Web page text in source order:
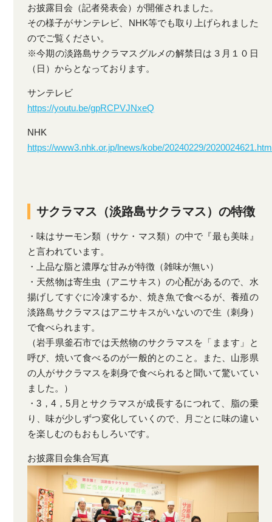
お披露目会（記者発表会）が開催されました。
その様子がサンテレビ、NHK等でも取り上げられました
のでご覧ください。
※今期の淡路島サクラマスグルメの解禁日は３月１０日
（日）からとなっております。
サンテレビ
https://youtu.be/gpRCPVJNxeQ
NHK
https://www3.nhk.or.jp/lnews/kobe/20240229/
サクラマス（淡路島サクラマス）の特徴
・味はサーモン類（サケ・マス類）の中で『最も美味』
と言われています。
・上品な脂と濃厚な甘みが特徴（雑味が無い）
・天然物は寄生虫（アニサキス）の心配があるので、水
揚げしてすぐに冷凍するか、焼き魚で食べるが、養殖の
淡路島サクラマスはアニサキスがいないので生（刺身）
で食べられます。
（岩手県釜石市では天然物のサクラマスを「まます」と
呼び、焼いて食べるのが一般的とのこと。また、山形県
の人がサクラマスを刺身で食べられると聞いて驚いてい
ました。）
・3，4，5月とサクラマスが成長するにつれて、脂の乗
り、味が少しずつ変化していくので、月ごとに味の違い
を楽しむのもおもしろいです。
お披露目会集合写真